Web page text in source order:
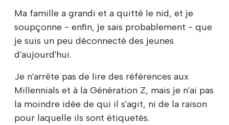
Ma famille a grandi et a quitté le nid, et je
soupçonne - enfin, je sais probablement - que
je suis un peu déconnecté des jeunes
d'aujourd'hui.
Je n'arrête pas de lire des références aux
Millennials et à la Génération Z, mais je n'ai pas
la moindre idée de qui il s'agit, ni de la raison
pour laquelle ils sont étiquetés.